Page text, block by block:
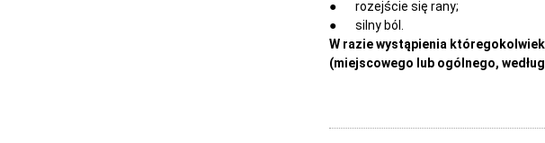
● rozejście się rany;
● silny ból.
W razie wystąpienia
(miejscowego lub ogólnego,